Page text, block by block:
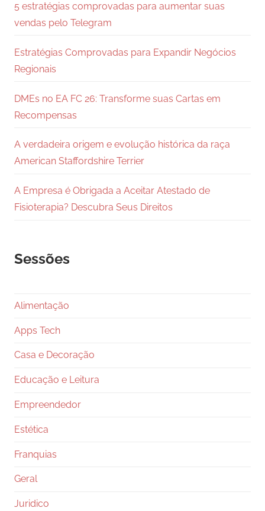
5 estratégias comprovadas para aumentar suas
vendas pelo Telegram
Estratégias Comprovadas para Expandir Negócios
Regionais
DMEs no EA FC 26: Transforme suas Cartas em
Recompensas
A verdadeira origem e evolução histórica da raça
American Staffordshire Terrier
A Empresa é Obrigada a Aceitar Atestado de
Fisioterapia? Descubra Seus Direitos
Sessões
Alimentação
Apps Tech
Casa e Decoração
Educação e Leitura
Empreendedor
Estética
Franquias
Geral
Juridico